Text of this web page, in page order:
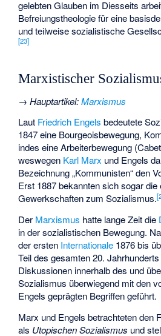
gelebten Glauben im Diesseits
Befreiungstheologie für eine
und teilweise sozialistische
[23]
Marxistischer
→Hauptartikel:Marxismus
Laut Friedrich Engels bedeutete
1847 eine Bourgeoisbewegung,
indes eine Arbeiterbewegung (Cabet
weswegen Karl Marx und Engels
Bezeichnung „Kommunisten“ den
Erst 1887 bekannten sich sogar die
Gewerkschaften zum Sozialismus.[
Der Marxismus hatte lange Zeit die
in der sozialistischen Bewegung.
der ersten Internationale 1876 bis
Teil des gesamten 20.
Diskussionen innerhalb des und
Sozialismus überwiegend mit den
Engels geprägten Begriffen geführt.
Marx und Engels betrachteten den
als Utopischen Sozialismus und